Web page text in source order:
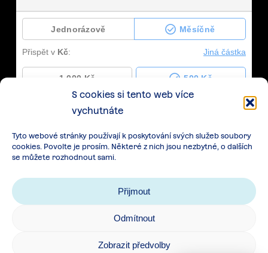
S cookies si tento web více
vychutnáte
Tyto webové stránky používají k poskytování svých služeb soubory
cookies. Povolte je prosím. Některé z nich jsou nezbytné, o dalších
se můžete rozhodnout sami.
Přijmout
Odmítnout
Zobrazit předvolby
Zásady zpracování osobních údajů